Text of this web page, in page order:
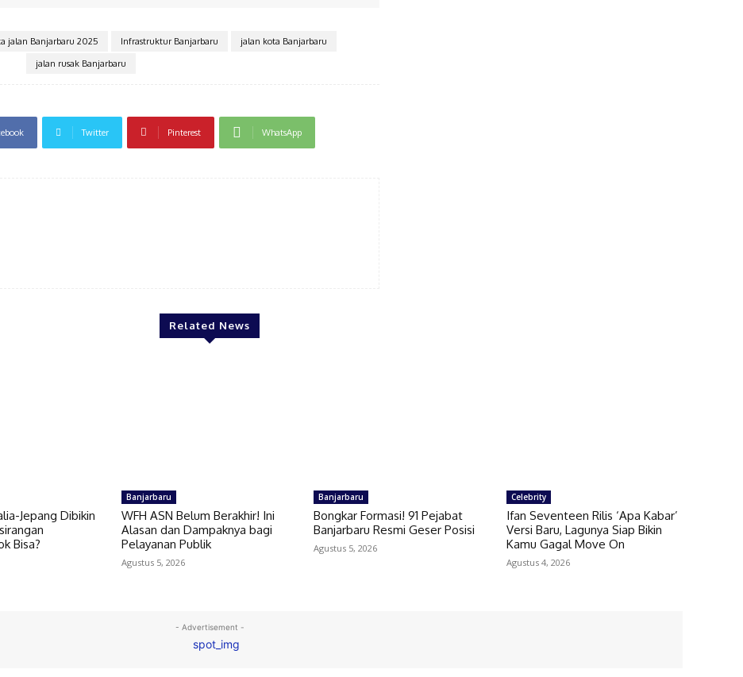
jalan Banjarbaru 2025 Infrastruktur Banjarbaru
jalan kota Banjarbaru
jalan rusak Banjarbaru
Twitter Pinterest WhatsApp
Related News
Jepang Dibikin
Bisa?
Banjarbaru
WFH ASN Belum Berakhir! Ini
Alasan dan Dampaknya bagi
Pelayanan Publik
Agustus 5, 2026
Banjarbaru
Bongkar Formasi! 91 Pejabat
Banjarbaru Resmi Geser Posisi
Agustus 5, 2026
Celebrity
Ifan Seventeen Rilis ‘Apa Kabar’
Versi Baru, Lagunya Siap Bikin
Kamu Gagal Move On
Agustus 4, 2026
- Advertisement -